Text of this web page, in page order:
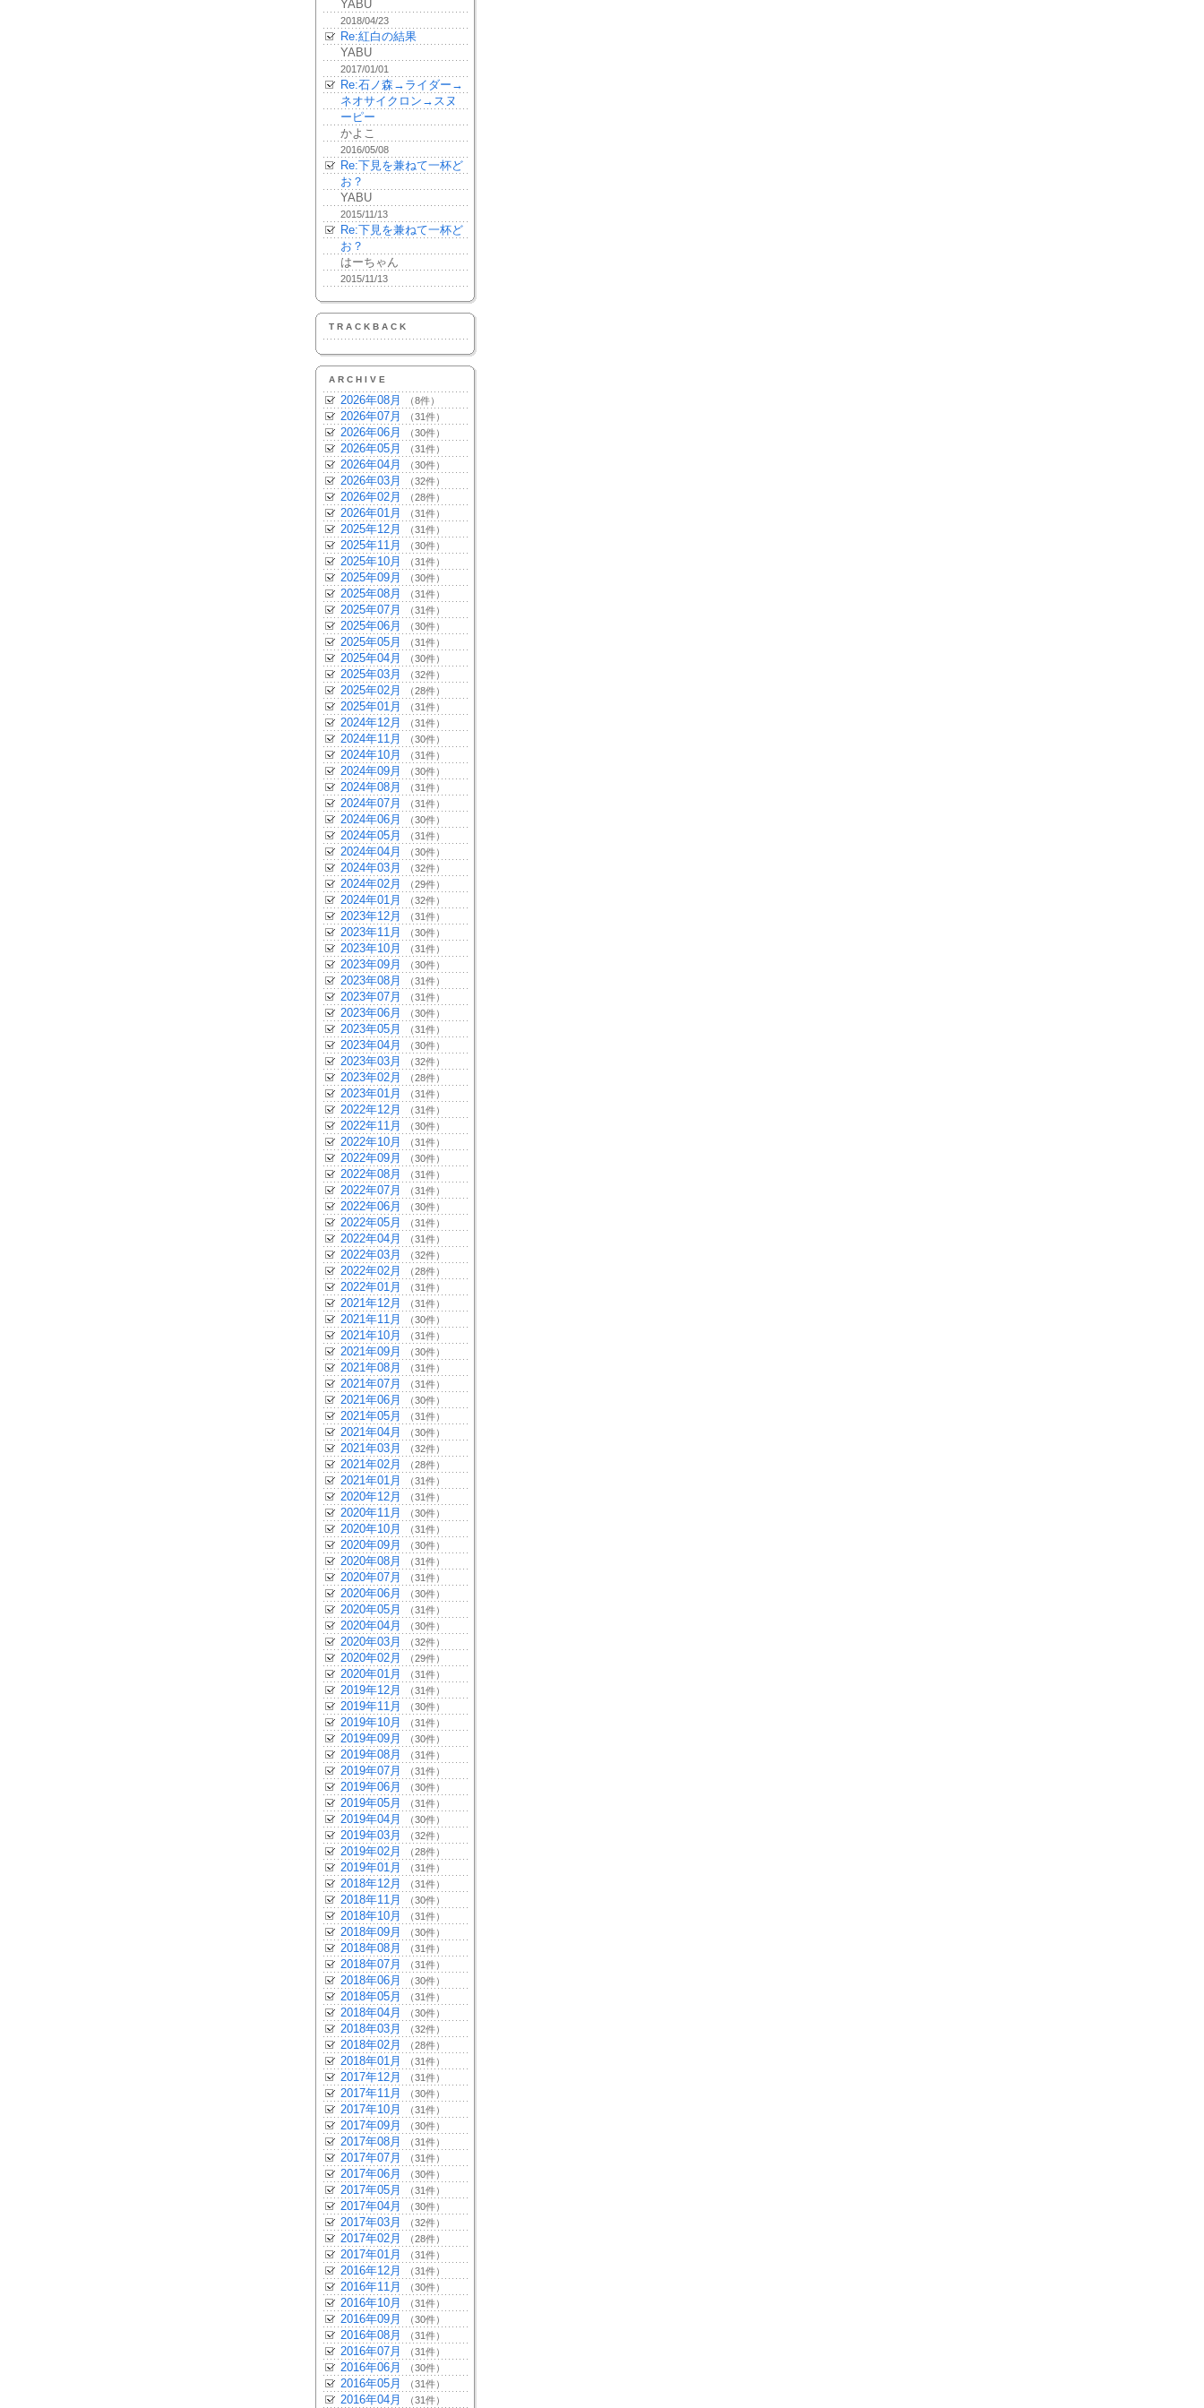
YABU
2018/04/23
Re:紅白の結果
YABU
2017/01/01
Re:石ノ森→ライダー→
ネオサイクロン→スヌ
ーピー
かよこ
2016/05/08
Re:下見を兼ねて一杯ど
お？
YABU
2015/11/13
Re:下見を兼ねて一杯ど
お？
はーちゃん
2015/11/13
TRACKBACK
ARCHIVE
2026年08月 （8件）
2026年07月 （31件）
2026年06月 （30件）
2026年05月 （31件）
2026年04月 （30件）
2026年03月 （32件）
2026年02月 （28件）
2026年01月 （31件）
2025年12月 （31件）
2025年11月 （30件）
2025年10月 （31件）
2025年09月 （30件）
2025年08月 （31件）
2025年07月 （31件）
2025年06月 （30件）
2025年05月 （31件）
2025年04月 （30件）
2025年03月 （32件）
2025年02月 （28件）
2025年01月 （31件）
2024年12月 （31件）
2024年11月 （30件）
2024年10月 （31件）
2024年09月 （30件）
2024年08月 （31件）
2024年07月 （31件）
2024年06月 （30件）
2024年05月 （31件）
2024年04月 （30件）
2024年03月 （32件）
2024年02月 （29件）
2024年01月 （32件）
2023年12月 （31件）
2023年11月 （30件）
2023年10月 （31件）
2023年09月 （30件）
2023年08月 （31件）
2023年07月 （31件）
2023年06月 （30件）
2023年05月 （31件）
2023年04月 （30件）
2023年03月 （32件）
2023年02月 （28件）
2023年01月 （31件）
2022年12月 （31件）
2022年11月 （30件）
2022年10月 （31件）
2022年09月 （30件）
2022年08月 （31件）
2022年07月 （31件）
2022年06月 （30件）
2022年05月 （31件）
2022年04月 （31件）
2022年03月 （32件）
2022年02月 （28件）
2022年01月 （31件）
2021年12月 （31件）
2021年11月 （30件）
2021年10月 （31件）
2021年09月 （30件）
2021年08月 （31件）
2021年07月 （31件）
2021年06月 （30件）
2021年05月 （31件）
2021年04月 （30件）
2021年03月 （32件）
2021年02月 （28件）
2021年01月 （31件）
2020年12月 （31件）
2020年11月 （30件）
2020年10月 （31件）
2020年09月 （30件）
2020年08月 （31件）
2020年07月 （31件）
2020年06月 （30件）
2020年05月 （31件）
2020年04月 （30件）
2020年03月 （32件）
2020年02月 （29件）
2020年01月 （31件）
2019年12月 （31件）
2019年11月 （30件）
2019年10月 （31件）
2019年09月 （30件）
2019年08月 （31件）
2019年07月 （31件）
2019年06月 （30件）
2019年05月 （31件）
2019年04月 （30件）
2019年03月 （32件）
2019年02月 （28件）
2019年01月 （31件）
2018年12月 （31件）
2018年11月 （30件）
2018年10月 （31件）
2018年09月 （30件）
2018年08月 （31件）
2018年07月 （31件）
2018年06月 （30件）
2018年05月 （31件）
2018年04月 （30件）
2018年03月 （32件）
2018年02月 （28件）
2018年01月 （31件）
2017年12月 （31件）
2017年11月 （30件）
2017年10月 （31件）
2017年09月 （30件）
2017年08月 （31件）
2017年07月 （31件）
2017年06月 （30件）
2017年05月 （31件）
2017年04月 （30件）
2017年03月 （32件）
2017年02月 （28件）
2017年01月 （31件）
2016年12月 （31件）
2016年11月 （30件）
2016年10月 （31件）
2016年09月 （30件）
2016年08月 （31件）
2016年07月 （31件）
2016年06月 （30件）
2016年05月 （31件）
2016年04月 （31件）